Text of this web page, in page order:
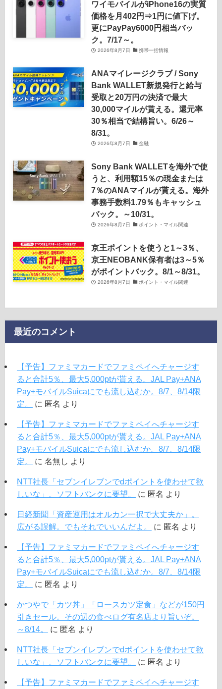
ワイモバイルがiPhone16の実質
価格を月402円⇒1円に値下げ。
更にPayPay6000円相当バッ
ク。7/17～。
2026年8月7日 携帯一括情報
ANAマイレージクラブ / Sony
Bank WALLET新規発行と給与
受取と20万円の決済で最大
30,000マイルが貰える。還元率
30％相当で結構旨い。6/26～
8/31。
2026年8月7日 金融
Sony Bank WALLETを海外で使
うと、利用額15％の現金または
7％のANAマイルが貰える。海外
事務手数料1.79％もキャッシュ
バック。～10/31。
2026年8月7日 ポイント・マイル関連
京王ポイントを使うと1～3％、
京王NEOBANK保有者は3～5％
がポイントバック。8/1～8/31。
2026年8月7日 ポイント・マイル関連
最近のコメント
【予告】ファミマカードでファミペイへチャージす
ると合計5％、最大5,000ptが貰える。JAL Pay+ANA
Pay+モバイルSuicaにでも流し込むか。8/7、8/14限
定。
に 匿名 より
【予告】ファミマカードでファミペイへチャージす
ると合計5％、最大5,000ptが貰える。JAL Pay+ANA
Pay+モバイルSuicaにでも流し込むか。8/7、8/14限
定。
に 名無し より
NTT社長「セブンイレブンでdポイントを使わせて欲
しいな」。ソフトバンクに要望。
に 匿名 より
日経新聞「資産運用はオルカン一択で大丈夫か」。
広がる誤解。でもそれでいいんだよ。
に 匿名 より
【予告】ファミマカードでファミペイへチャージす
ると合計5％、最大5,000ptが貰える。JAL Pay+ANA
Pay+モバイルSuicaにでも流し込むか。8/7、8/14限
定。
に 匿名 より
かつやで「カツ丼」「ロースカツ定食」などが150円
引きセール。その辺の食べログ有名店より旨いぞ。
～8/14。
に 匿名 より
NTT社長「セブンイレブンでdポイントを使わせて欲
しいな」。ソフトバンクに要望。
に 匿名 より
【予告】ファミマカードでファミペイへチャージす